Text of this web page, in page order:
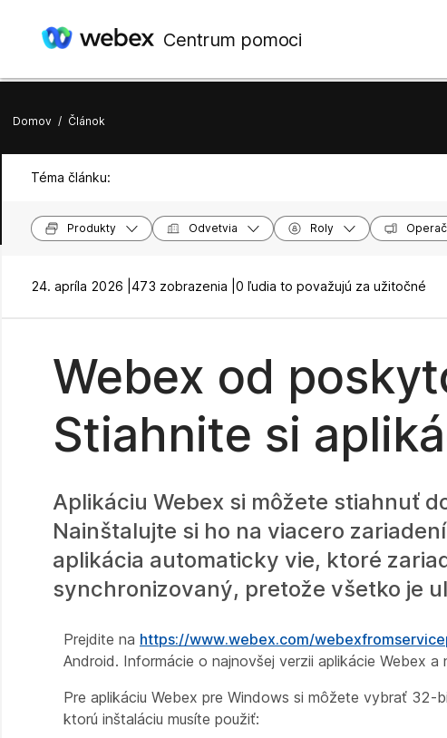
Centrum pomoci
Domov / Článok
Téma článku:
Produkty Odvetvia Roly
24. apríla 2026 | 473 zobrazenia | 0 ľudia to považujú za užitočné
Webex od
Stiahnite si
Aplikáciu Webex si môžete stiahnuť
Nainštalujte si ho na viacero
aplikácia automaticky vie, ktoré
synchronizovaný, pretože všetko je
Prejdite na https://www.webex.com/
Android. Informácie o najnovšej verzii aplikácie Webex
Pre aplikáciu Webex pre Windows si môžete vybrať
ktorú inštaláciu musíte použiť: